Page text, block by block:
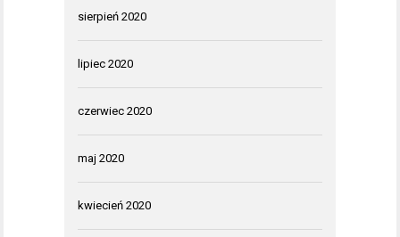
sierpień 2020
lipiec 2020
czerwiec 2020
maj 2020
kwiecień 2020